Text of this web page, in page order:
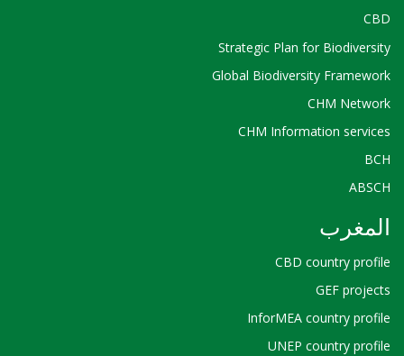
CBD
Strategic Plan for Biodiversity
Global Biodiversity Framework
CHM Network
CHM Information services
BCH
ABSCH
المغرب
CBD country profile
GEF projects
InforMEA country profile
UNEP country profile